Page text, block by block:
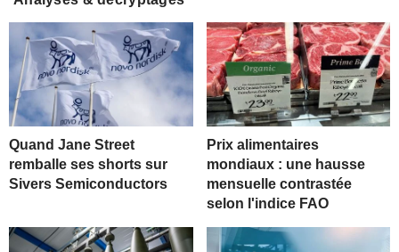
Quand Jane Street
remballe ses shorts sur
Sivers Semiconductors
Prix alimentaires
mondiaux : une hausse
mensuelle contrastée
selon l'indice FAO